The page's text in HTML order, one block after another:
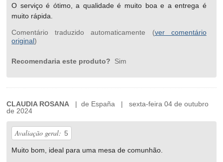
O serviço é ótimo, a qualidade é muito boa e a entrega é
muito rápida.
Comentário traduzido automaticamente (ver comentário
original)
Recomendaria este produto? Sim
CLAUDIA ROSANA | de España | sexta-feira 04 de outubro
de 2024
Avaliação geral: 5
Muito bom, ideal para uma mesa de comunhão.